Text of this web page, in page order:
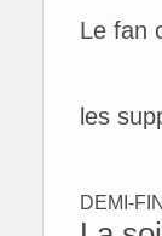
Le fan
les
DEMI-